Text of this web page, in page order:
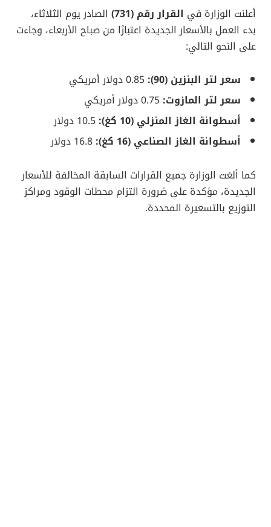
أعلنت الوزارة في القرار رقم (731)
الصادر يوم الثلاثاء،
بدء العمل بالأسعار الجديدة اعتبارًا من صباح الأربعاء، وجاءت
على النحو التالي:
سعر لتر البنزين (90):
سعر لتر المازوت:
أسطوانة الغاز المنزلي (10 كغ):
أسطوانة الغاز الصناعي (16 كغ):
كما ألغت الوزارة جميع القرارات السابقة المخالفة للأسعار
الجديدة، مؤكدة على ضرورة التزام محطات الوقود ومراكز
التوزيع بالتسعيرة المحددة.